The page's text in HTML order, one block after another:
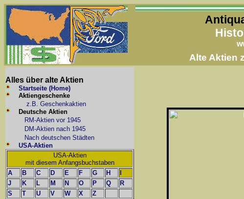
Alte Aktien
Alles über alte Aktien
Startseite (Home)
Aktiengeschenke
z.B. Geschenkaktien
Deutsche Aktien
RM-Aktien vor 1945
DM-Aktien nach 1945
Nach deutschen Städten
USA-Aktien
USA-Aktien
mit diesem Anfangsbuchstaben
A
B C D E F G H
J
K L M N O P Q
R
S
T U V W X
Z